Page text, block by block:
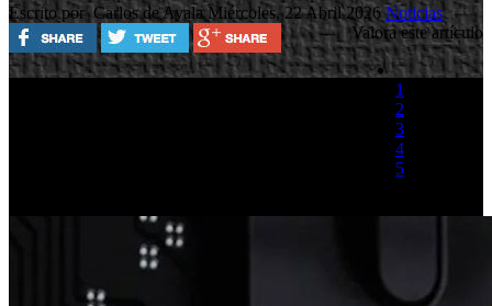
Escrito por Carlos de AyalaMiércoles, 22 Abril 2026Noticias
Valora este artículo
1
2
3
4
5